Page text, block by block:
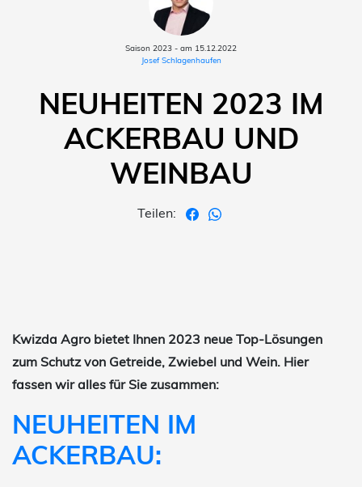
Saison 2023 - am 15.12.2022
Josef Schlagenhaufen
NEUHEITEN 2023 IM
ACKERBAU UND
WEINBAU
Teilen:
Kwizda Agro bietet Ihnen 2023 neue Top-Lösungen
zum Schutz von Getreide, Zwiebel und Wein. Hier
fassen wir alles für Sie zusammen:
NEUHEITEN IM
ACKERBAU: